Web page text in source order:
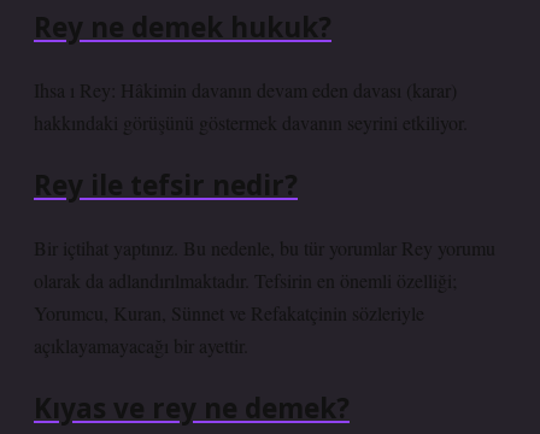
Rey ne demek hukuk?
Ihsa ı Rey: Hâkimin davanın devam eden davası (karar)
hakkındaki görüşünü göstermek davanın seyrini etkiliyor.
Rey ile tefsir nedir?
Bir içtihat yaptınız. Bu nedenle, bu tür yorumlar Rey yorumu
olarak da adlandırılmaktadır. Tefsirin en önemli özelliği;
Yorumcu, Kuran, Sünnet ve Refakatçinin sözleriyle
açıklayamayacağı bir ayettir.
Kıyas ve rey ne demek?